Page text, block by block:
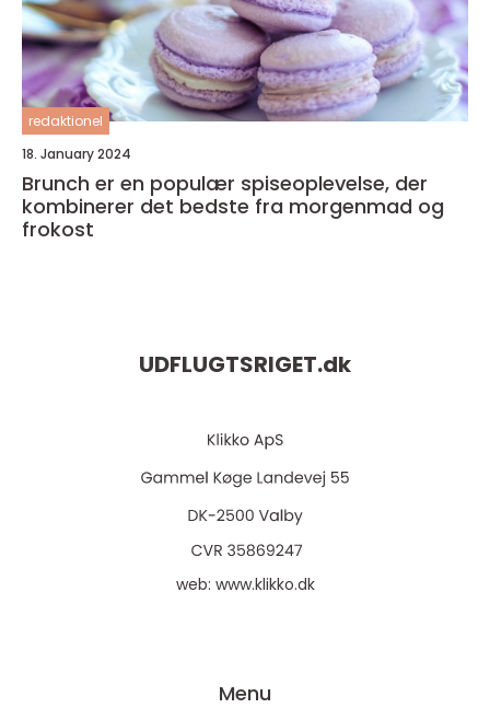
redaktionel
18. January 2024
Brunch er en populær spiseoplevelse, der
kombinerer det bedste fra morgenmad og
frokost
UDFLUGTSRIGET.dk
web: www.klikko.dk
Menu